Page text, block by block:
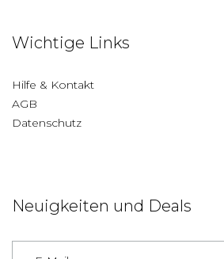
Wichtige Links
Hilfe & Kontakt
AGB
Datenschutz
Neuigkeiten und Deals